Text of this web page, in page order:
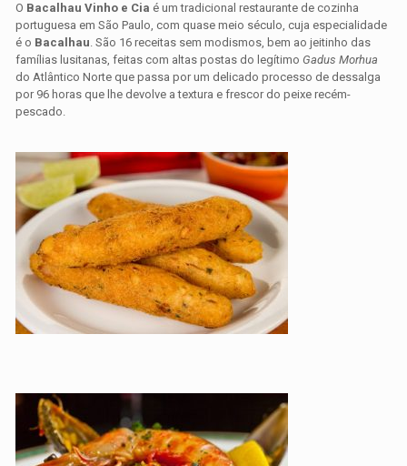
O Bacalhau Vinho e Cia é um tradicional restaurante de cozinha
portuguesa em São Paulo, com quase meio século, cuja especialidade
é o Bacalhau. São 16 receitas sem modismos, bem ao jeitinho das
famílias lusitanas, feitas com altas postas do legítimoGadus Morhua
do Atlântico Norte que passa por um delicado processo de dessalga
por 96 horas que lhe devolve a textura e frescor do peixe recém-
pescado.